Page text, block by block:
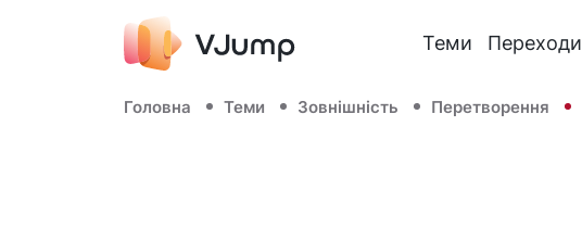
Теми Переходи
Головна Теми Зовнішність Перетворення